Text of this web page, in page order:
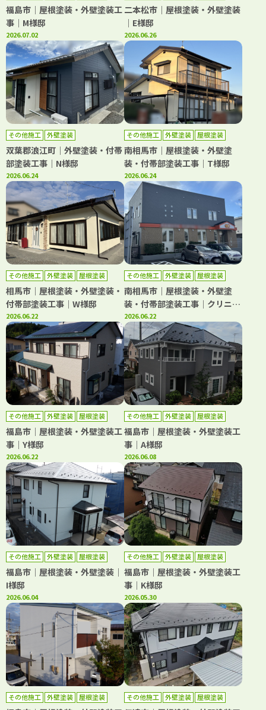
防水工事
福島市｜屋根塗装・外壁塗装工
事｜M様邸
2026.07.02
二本松市｜屋根塗装・外壁塗装
｜E様邸
2026.06.26
その他施工 外壁塗装
双葉郡浪江町｜外壁塗装・付帯
部塗装工事｜N様邸
2026.06.24
その他施工 外壁塗装 屋根塗装
南相馬市｜屋根塗装・外壁塗
装・付帯部塗装工事｜T様邸
2026.06.24
その他施工 外壁塗装 屋根塗装
相馬市｜屋根塗装・外壁塗装・
付帯部塗装工事｜W様邸
2026.06.22
その他施工 外壁塗装 屋根塗装
南相馬市｜屋根塗装・外壁塗
装・付帯部塗装工事｜クリニッ
ク
2026.06.22
その他施工 外壁塗装 屋根塗装
福島市｜屋根塗装・外壁塗装工
事｜Y様邸
2026.06.22
その他施工 外壁塗装 屋根塗装
福島市｜屋根塗装・外壁塗装工
事｜A様邸
2026.06.08
その他施工 外壁塗装 屋根塗装
福島市｜屋根塗装・外壁塗装｜
I様邸
2026.06.04
その他施工 外壁塗装 屋根塗装
福島市｜屋根塗装・外壁塗装工
事｜K様邸
2026.05.30
その他施工 外壁塗装 屋根塗装 その他施工 外壁塗装
屋根塗装